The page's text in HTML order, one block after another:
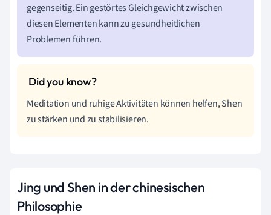
gegenseitig. Ein gestörtes Gleichgewicht zwischen
diesen Elementen kann zu gesundheitlichen
Problemen führen.
Meditation und ruhige Aktivitäten können helfen, Shen
zu stärken und zu stabilisieren.
Jing und Shen in der chinesischen
Philosophie